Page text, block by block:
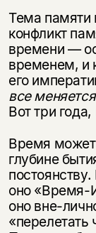
Тема памяти
конфликт
времени —
временем, и
его
все меняется
Вот три
Время может
глубине
оно «Время-
оно вне-
«перелетать